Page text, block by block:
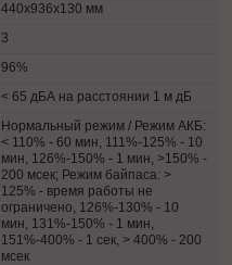
440х936х130 мм
3
96%
< 65 дБА на расстоянии 1 м дБ
Нормальный режим / Режим АКБ:
< 110% - 60 мин, 111%-125% - 10
мин, 126%-150% - 1 мин, >150% -
200 мсек; Режим байпаса: >
125% - время работы не
ограничено, 126%-130% - 10
мин, 131%-150% - 1 мин,
151%-400% - 1 сек, > 400% - 200
мсек